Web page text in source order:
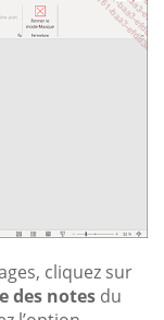
cliquez sur
des notes du